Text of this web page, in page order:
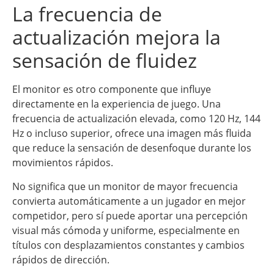
La frecuencia de
actualización mejora la
sensación de fluidez
El monitor es otro componente que influye
directamente en la experiencia de juego. Una
frecuencia de actualización elevada, como 120 Hz, 144
Hz o incluso superior, ofrece una imagen más fluida
que reduce la sensación de desenfoque durante los
movimientos rápidos.
No significa que un monitor de mayor frecuencia
convierta automáticamente a un jugador en mejor
competidor, pero sí puede aportar una percepción
visual más cómoda y uniforme, especialmente en
títulos con desplazamientos constantes y cambios
rápidos de dirección.